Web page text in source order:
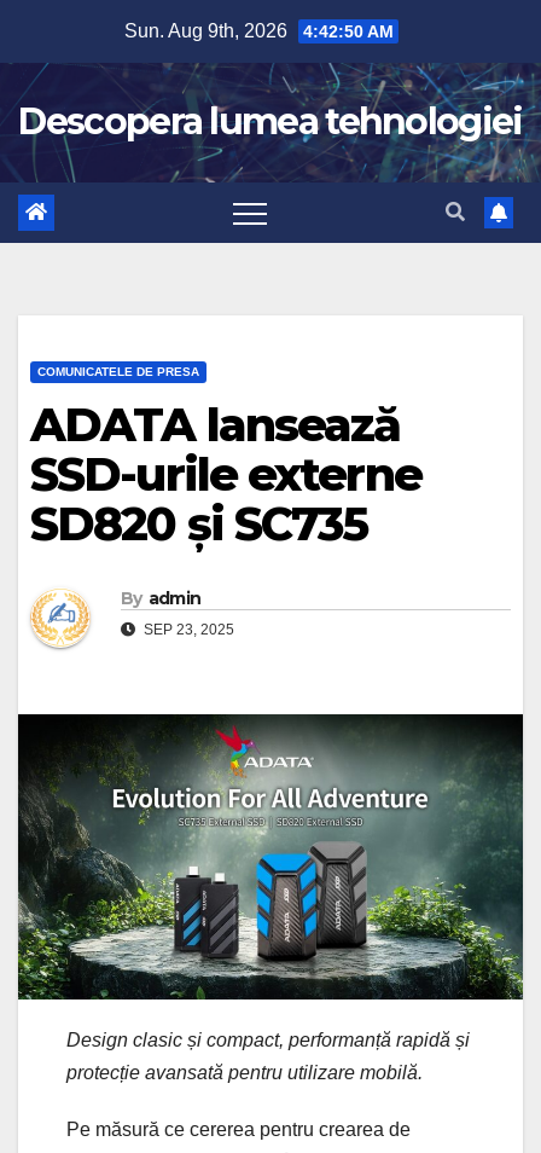
content
Sun. Aug 9th, 2026 4:42:51 AM
Descopera lumea tehnologiei
COMUNICATELE DE PRESA
ADATA lansează
SSD-urile externe
SD820 și SC735
By admin
SEP 23, 2025
Design clasic și compact, performanță rapidă și
protecție avansată pentru utilizare mobilă.
Pe măsură ce cererea pentru crearea de